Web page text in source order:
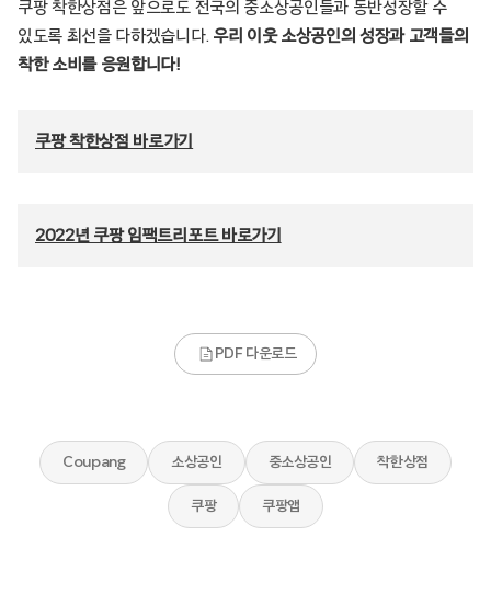
쿠팡 착한상점은 앞으로도 전국의 중소상공인들과 동반성장할 수
있도록 최선을 다하겠습니다. 우리 이웃 소상공인의 성장과 고객들의
착한 소비를 응원합니다!
쿠팡 착한상점 바로가기
2022년 쿠팡 임팩트리포트 바로가기
PDF 다운로드
Coupang 소상공인 중소상공인 착한상점
쿠팡 쿠팡앱